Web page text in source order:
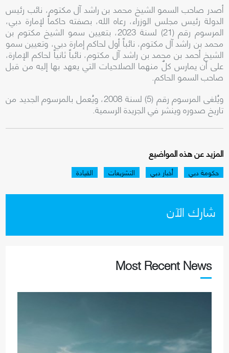
أصدر صاحب السمو الشيخ محمد بن راشد آل مكتوم، نائب رئيس
الدولة رئيس مجلس الوزراء، رعاه الله، بصفته حاكماً لإمارة دبي،
المرسوم رقم (21) لسنة 2023، بتعيين سمو الشيخ مكتوم بن
محمد بن راشد آل مكتوم، نائباً أول لحاكم إمارة دبي، وتعيين سمو
الشيخ أحمد بن محمد بن راشد آل مكتوم، نائباً ثانياً لحاكم الإمارة،
على أن يمارس كلٌ منهما الصلاحيات التي يعهد بها إليه من قبل
صاحب السمو الحاكم.
ويُلغى المرسوم رقم (5) لسنة 2008، ويُعمل بالمرسوم الجديد من
تاريخ صدوره وينشر في الجريدة الرسمية.
المزيد عن هذه المواضيع
حكومة دبي أخبار دبي التشريعات القيادة
شارك الآن
Most Recent News